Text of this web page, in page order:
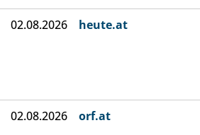
02.08.2026 heute.at
02.08.2026 orf.at